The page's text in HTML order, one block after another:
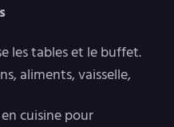
les tables et le buffet.
aliments, vaisselle,
cuisine pour